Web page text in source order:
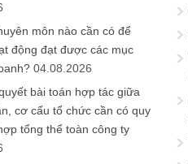
môn nào cần có để
động đạt được các mục
04.08.2026
bài toán hợp tác giữa
cơ cấu tổ chức cần có quy
tổng thể toàn công ty